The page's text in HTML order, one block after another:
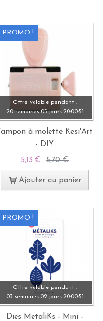
PROMO !
Offre valable pendant :
20 semaines 05 jours 20:00:49
Tampon à molette Kesi'Art
- DIY
5,13 € 5,70 €
Ajouter au panier
PROMO !
Offre valable pendant :
03 semaines 02 jours 20:00:49
Dies MetaliKs - Mini -